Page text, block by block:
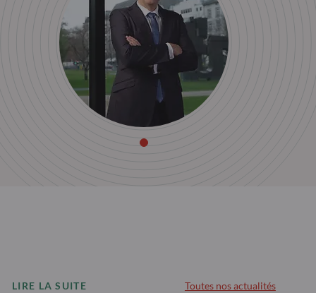
LIRE LA SUITE Toutes nos actualités